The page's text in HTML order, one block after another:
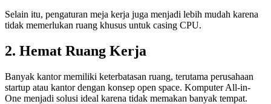
Selain itu, pengaturan meja kerja juga menjadi lebih mudah karena
tidak memerlukan ruang khusus untuk casing CPU.
2. Hemat Ruang Kerja
Banyak kantor memiliki keterbatasan ruang, terutama perusahaan
startup atau kantor dengan konsep open space. Komputer All-in-
One menjadi solusi ideal karena tidak memakan banyak tempat.